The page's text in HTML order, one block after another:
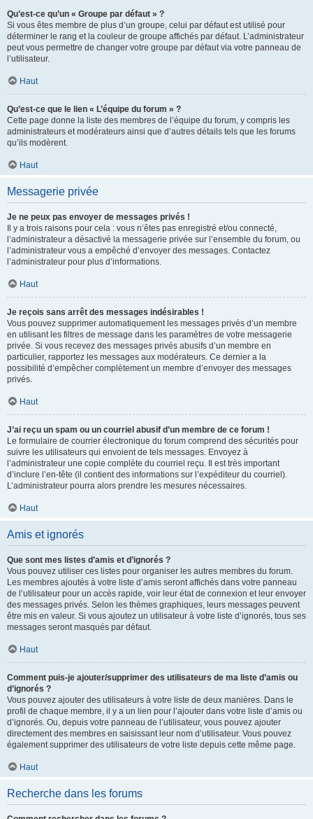
Qu’est-ce qu’un « Groupe par défaut » ?
Si vous êtes membre de plus d’un groupe, celui par défaut est utilisé pour
déterminer le rang et la couleur de groupe affichés par défaut. L’administrateur
peut vous permettre de changer votre groupe par défaut via votre panneau de
l’utilisateur.
Haut
Qu’est-ce que le lien « L’équipe du forum » ?
Cette page donne la liste des membres de l’équipe du forum, y compris les
administrateurs et modérateurs ainsi que d’autres détails tels que les forums
qu’ils modèrent.
Haut
Messagerie privée
Je ne peux pas envoyer de messages privés !
Il y a trois raisons pour cela : vous n’êtes pas enregistré et/ou connecté,
l’administrateur a désactivé la messagerie privée sur l’ensemble du forum, ou
l’administrateur vous a empêché d’envoyer des messages. Contactez
l’administrateur pour plus d’informations.
Haut
Je reçois sans arrêt des messages indésirables !
Vous pouvez supprimer automatiquement les messages privés d’un membre
en utilisant les filtres de message dans les paramètres de votre messagerie
privée. Si vous recevez des messages privés abusifs d’un membre en
particulier, rapportez les messages aux modérateurs. Ce dernier a la
possibilité d’empêcher complètement un membre d’envoyer des messages
privés.
Haut
J’ai reçu un spam ou un courriel abusif d’un membre de ce forum !
Le formulaire de courrier électronique du forum comprend des sécurités pour
suivre les utilisateurs qui envoient de tels messages. Envoyez à
l’administrateur une copie complète du courriel reçu. Il est très important
d’inclure l’en-tête (il contient des informations sur l’expéditeur du courriel).
L’administrateur pourra alors prendre les mesures nécessaires.
Haut
Amis et ignorés
Que sont mes listes d’amis et d’ignorés ?
Vous pouvez utiliser ces listes pour organiser les autres membres du forum.
Les membres ajoutés à votre liste d’amis seront affichés dans votre panneau
de l’utilisateur pour un accès rapide, voir leur état de connexion et leur envoyer
des messages privés. Selon les thèmes graphiques, leurs messages peuvent
être mis en valeur. Si vous ajoutez un utilisateur à votre liste d’ignorés, tous ses
messages seront masqués par défaut.
Haut
Comment puis-je ajouter/supprimer des utilisateurs de ma liste d’amis ou
d’ignorés ?
Vous pouvez ajouter des utilisateurs à votre liste de deux manières. Dans le
profil de chaque membre, il y a un lien pour l’ajouter dans votre liste d’amis ou
d’ignorés. Ou, depuis votre panneau de l’utilisateur, vous pouvez ajouter
directement des membres en saisissant leur nom d’utilisateur. Vous pouvez
également supprimer des utilisateurs de votre liste depuis cette même page.
Haut
Recherche dans les forums